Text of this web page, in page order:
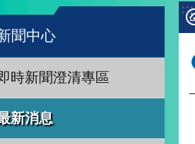
聞中心
時新聞澄清專區
新消息
:::